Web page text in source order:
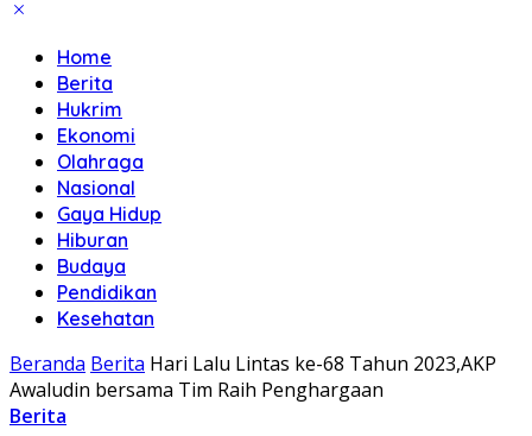
Home
Berita
Hukrim
Ekonomi
Olahraga
Nasional
Gaya Hidup
Hiburan
Budaya
Pendidikan
Kesehatan
Beranda Berita Hari Lalu Lintas ke-68 Tahun 2023,AKP
Awaludin bersama Tim Raih Penghargaan
Berita